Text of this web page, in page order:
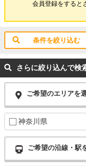
会員登録をすると
条件を絞り込む
さらに絞り込んで検
ご希望のエリアを
神奈川県
ご希望の沿線・駅